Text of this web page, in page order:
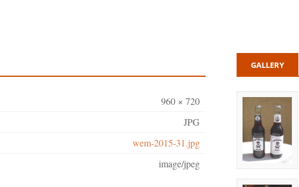
960 × 720
JPG
wem-2015-31.jpg
image/jpeg
GALLERY